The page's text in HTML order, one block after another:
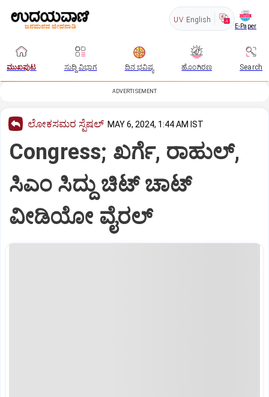
UV English
E-Paper
ಮುಖಪುಟ ಸುದ್ದಿ ವಿಭಾಗ ದಿನ ಭವಿಷ್ಯ ಹೊಂಗಿರಣ Search
ADVERTISEMENT
ಲೋಕಸಮರ ಸ್ಪೆಷಲ್‌ MAY 6, 2024, 1:44 AM IST
Congress; ಖರ್ಗೆ, ರಾಹುಲ್‌,
ಸಿಎಂ ಸಿದ್ದು ಚಿಟ್‌ ಚಾಟ್‌
ವೀಡಿಯೋ ವೈರಲ್‌